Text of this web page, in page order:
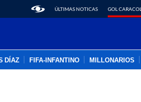
ÚLTIMAS NOTICAS GOL CARACOL
DÍAZ FIFA-INFANTINO MILLONARIOS